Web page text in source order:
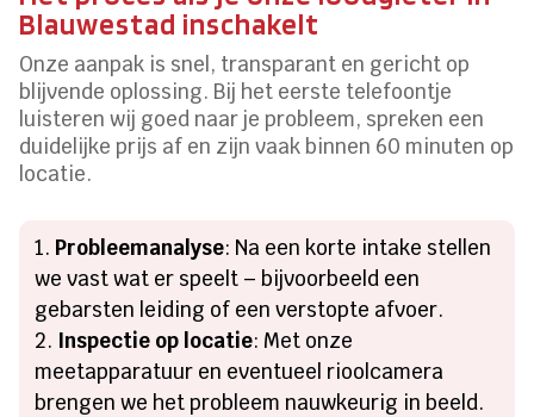
Blauwestad inschakelt
Onze aanpak is snel, transparant en gericht op
blijvende oplossing. Bij het eerste telefoontje
luisteren wij goed naar je probleem, spreken een
duidelijke prijs af en zijn vaak binnen 60 minuten op
locatie.
Probleemanalyse: Na een korte intake stellen
we vast wat er speelt – bijvoorbeeld een
gebarsten leiding of een verstopte afvoer.
Inspectie op locatie: Met onze
meetapparatuur en eventueel rioolcamera
brengen we het probleem nauwkeurig in beeld.